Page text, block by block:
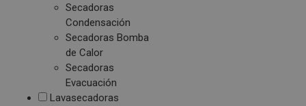
Secadoras
Condensación
Secadoras Bomba
de Calor
Secadoras
Evacuación
Lavasecadoras